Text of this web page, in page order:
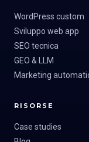
WordPress custom
Sviluppo web app
SEO tecnica
GEO & LLM
Marketing
RISORSE
Case studies